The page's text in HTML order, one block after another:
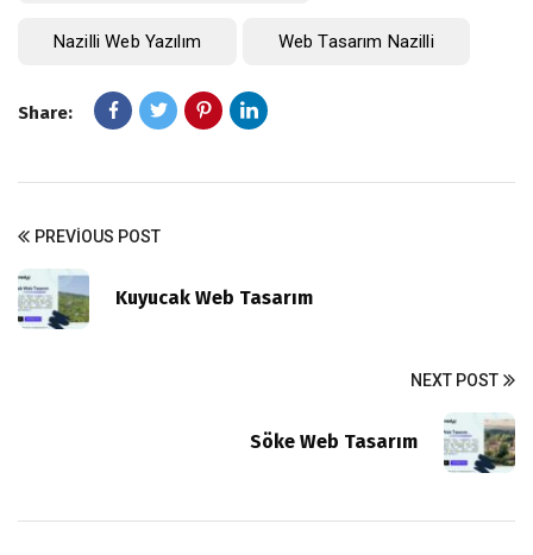
Nazilli Web Yazılım Web Tasarım Nazilli
Share:
PREVIOUS POST
Kuyucak Web Tasarım
NEXT POST
Söke Web Tasarım